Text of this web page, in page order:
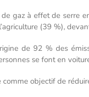
gaz à effet de serre
(39 %),
de 92 % des
se font en
comme objectif de